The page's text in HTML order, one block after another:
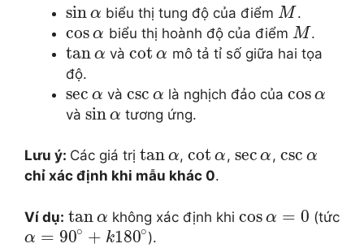
sin α biểu thị tung độ của điểm M .
cos α biểu thị hoành độ của điểm M .
tan α vàcot α mô tả tỉ số giữa hai tọa
độ.
sec α vàcsc α là nghịch đảo củacos α
và sin α tương ứng.
Lưu ý: Các giá trị tan α,cot α, sec α, csc α
chỉ xác định khi mẫu khác 0.
Ví dụ: tan α không xác định khicos α = 0 (tức
α = 90∘ + k180∘).